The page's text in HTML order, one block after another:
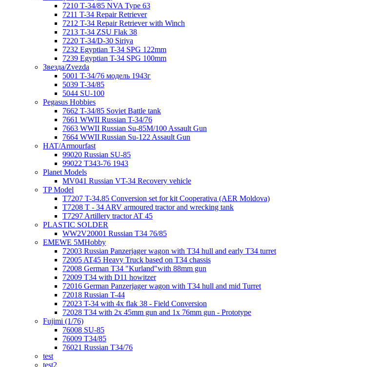
7210 Т-34/85 NVA Type 63
7211 T-34 Repair Retriever
7212 T-34 Repair Retriever with Winch
7213 T-34 ZSU Flak 38
7220 Т-34/D-30 Siriya
7232 Egyptian T-34 SPG 122mm
7239 Egyptian T-34 SPG 100mm
Звезда/Zvezda
5001 T-34/76 модель 1943г
5039 T-34/85
5044 SU-100
Pegasus Hobbies
7662 T-34/85 Soviet Battle tank
7661 WWII Russian T-34/76
7663 WWII Russian Su-85M/100 Assault Gun
7664 WWII Russian Su-122 Assault Gun
HAT/Armourfast
99020 Russian SU-85
99022 T343-76 1943
Planet Models
MV041 Russian VT-34 Recovery vehicle
TP Model
T7207 T-34.85 Conversion set for kit Cooperativa (AER Moldova)
T7208 T - 34 ARV armoured tractor and wrecking tank
T7297 Artillery tractor AT 45
PLASTIC SOLDER
WW2V20001 Russian T34 76/85
EMEWE 5MHobby
72003 Russian Panzerjager wagon with T34 hull and early T34 turret
72005 AT45 Heavy Truck based on T34 chassis
72008 German T34 "Kurland"with 88mm gun
72009 T34 with D11 howitzer
72016 German Panzerjager wagon with T34 hull and mid Turret
72018 Russian T-44
72023 T-34 with 4x flak 38 - Field Conversion
72028 T34 with 2x 45mm gun and 1x 76mm gun - Prototype
Fujimi (1/76)
76008 SU-85
76009 T34/85
76021 Russian T34/76
test
test2